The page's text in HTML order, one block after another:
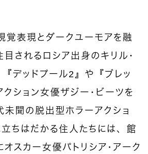
覚表現とダークユーモアを融
されるロシア出身のキリル・
デッドプール2』や『ブレッ
クション女優ザジー・ビーツを
聞の脱出型ホラーアクショ
ちはだかる住人たちには、館
スカー女優パトリシア・アーク